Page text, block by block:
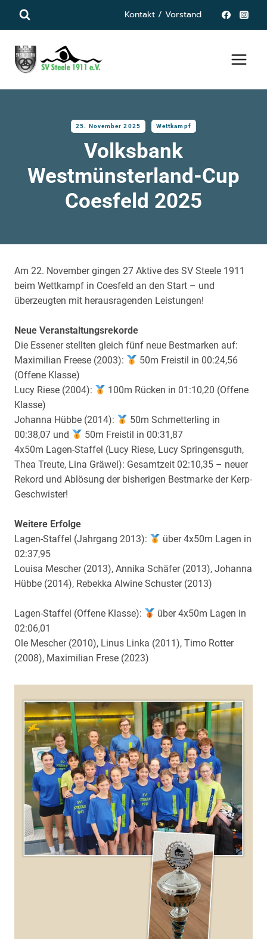
Inhalt
Kontakt / Vorstand
25. November 2025 Wettkampf
Volksbank
Westmünsterland-Cup
Coesfeld 2025
Am 22. November gingen 27 Aktive des SV Steele 1911
beim Wettkampf in Coesfeld an den Start – und
überzeugten mit herausragenden Leistungen!
Neue Veranstaltungsrekorde
Die Essener stellten gleich fünf neue Bestmarken auf:
Maximilian Freese (2003):
50m Freistil in 00:24,56
(Offene Klasse)
Lucy Riese (2004):
100m Rücken in 01:10,20 (Offene
Klasse)
Johanna Hübbe (2014):
50m Schmetterling in
00:38,07 und
50m Freistil in 00:31,87
4x50m Lagen-Staffel (Lucy Riese, Lucy Springensguth,
Thea Treute, Lina Gräwel): Gesamtzeit 02:10,35 – neuer
Rekord und Ablösung der bisherigen Bestmarke der Kerp-
Geschwister!
Weitere Erfolge
Lagen-Staffel (Jahrgang 2013):
über 4x50m Lagen in
02:37,95
Louisa Mescher (2013), Annika Schäfer (2013), Johanna
Hübbe (2014), Rebekka Alwine Schuster (2013)
Lagen-Staffel (Offene Klasse):
über 4x50m Lagen in
02:06,01
Ole Mescher (2010), Linus Linka (2011), Timo Rotter
(2008), Maximilian Frese (2023)